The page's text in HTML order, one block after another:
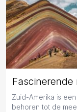
Fascinerende
Zuid-Amerika is
behoren tot de